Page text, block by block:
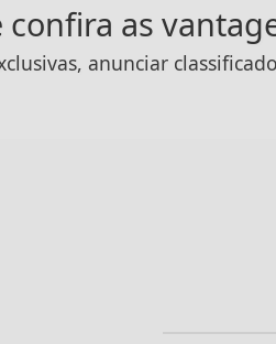
confira as
anunciar